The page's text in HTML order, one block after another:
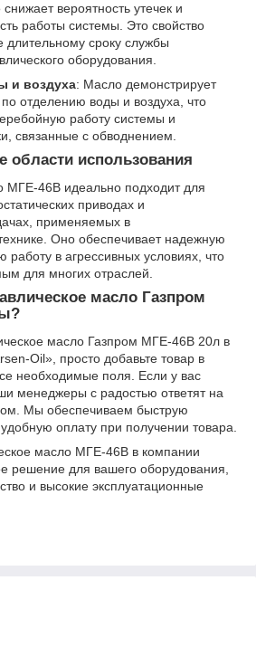
вероятность утечек и
работы системы. Это свойство
длительному сроку службы
оборудования.
и воздуха: Масло демонстрирует
отделению воды и воздуха, что
работу системы и
связанные с обводнением.
области использования
МГЕ-46В идеально подходит для
приводах и
применяемых в
Оно обеспечивает надежную
в агрессивных условиях, что
для многих отраслей.
масло Газпром
масло Газпром МГЕ-46В 20л в
Oil», просто добавьте товар в
необходимые поля. Если у вас
менеджеры с радостью ответят на
Мы обеспечиваем быструю
оплату при получении товара.
масло МГЕ-46В в компании
решение для вашего оборудования,
и высокие эксплуатационные